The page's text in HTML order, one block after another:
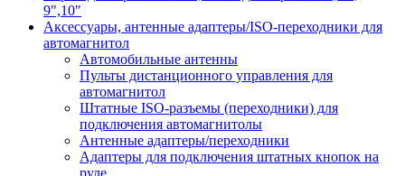
9",10"
Аксессуары, антенные адаптеры/ISO-переходники для
автомагнитол
Автомобильные антенны
Пульты дистанционного управления для
автомагнитол
Штатные ISO-разъемы (переходники) для
подключения автомагнитолы
Антенные адаптеры/переходники
Адаптеры для подключения штатных кнопок на
руле